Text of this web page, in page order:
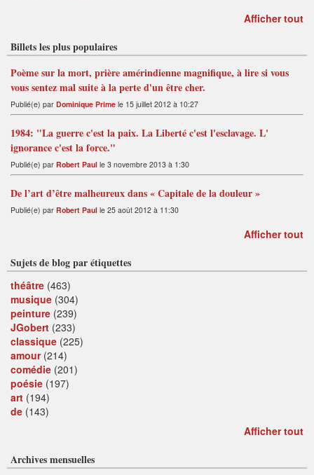
Afficher tout
Billets les plus populaires
Poème sur la mort, prière amérindienne magnifique, à lire si vous
vous sentez mal suite à la perte d'un être cher.
Publié(e) par Dominique Prime le 15 juillet 2012 à 10:27
1984: "La guerre c'est la paix. La Liberté c'est l'esclavage. L'
ignorance c'est la force."
Publié(e) par Robert Paul le 3 novembre 2013 à 1:30
De l’art d’être malheureux dans « Capitale de la douleur »
Publié(e) par Robert Paul le 25 août 2012 à 11:30
Afficher tout
Sujets de blog par étiquettes
théâtre (463)
musique (304)
peinture (239)
JGobert (233)
classique (225)
amour(214)
comédie (201)
poésie (197)
art (194)
de (143)
Afficher tout
Archives mensuelles